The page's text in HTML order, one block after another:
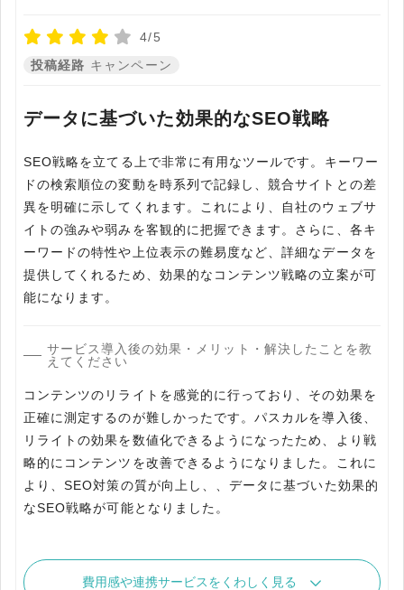
4/5
投稿経路 キャンペーン
データに基づいた効果的なSEO戦略
SEO戦略を立てる上で非常に有用なツールです。キーワー
ドの検索順位の変動を時系列で記録し、競合サイトとの差
異を明確に示してくれます。これにより、自社のウェブサ
イトの強みや弱みを客観的に把握できます。さらに、各キ
ーワードの特性や上位表示の難易度など、詳細なデータを
提供してくれるため、効果的なコンテンツ戦略の立案が可
能になります。
サービス導入後の効果・メリット・解決したことを教
えてください
コンテンツのリライトを感覚的に行っており、その効果を
正確に測定するのが難しかったです。パスカルを導入後、
リライトの効果を数値化できるようになったため、より戦
略的にコンテンツを改善できるようになりました。これに
より、SEO対策の質が向上し、、データに基づいた効果的
なSEO戦略が可能となりました。
費用感や連携サービスをくわしく見る